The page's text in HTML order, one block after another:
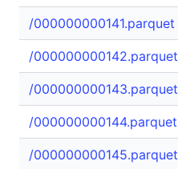
/000000000141.parquet
/000000000142.parquet
/000000000143.parquet
/000000000144.parquet
/000000000145.parquet